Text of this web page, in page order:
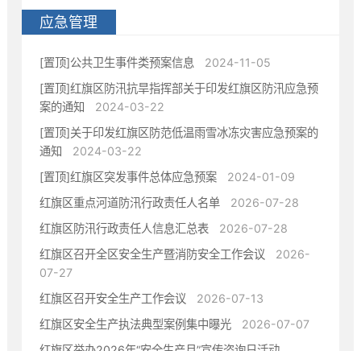
应急管理
[置顶]公共卫生事件类预案信息
2024-11-05
[置顶]红旗区防汛抗旱指挥部关于印发红旗区防汛应急预
案的通知
2024-03-22
[置顶]关于印发红旗区防范低温雨雪冰冻灾害应急预案的
通知
2024-03-22
[置顶]红旗区突发事件总体应急预案
2024-01-09
红旗区重点河道防汛行政责任人名单
2026-07-28
红旗区防汛行政责任人信息汇总表
2026-07-28
红旗区召开全区安全生产暨消防安全工作会议
2026-
07-27
红旗区召开安全生产工作会议
2026-07-13
红旗区安全生产执法典型案例集中曝光
2026-07-07